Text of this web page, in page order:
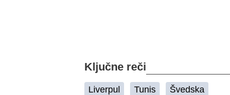
Ključne reči
Liverpul Tunis Švedska